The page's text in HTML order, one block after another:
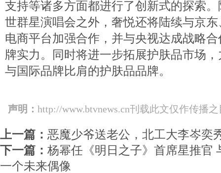
支持等诸多方面都进行了创新式的探索
世群星演唱会之外，奢悦还将陆续与京
电商平台加强合作，并与央视达成战略
牌实力。同时将进一步拓展护肤品市场
与国际品牌比肩的护肤品品牌。
声明：http://www.btvnews.cn刊载此文仅作传播
上一篇： 恶魔少爷送老公，北工大李岑奕
下一篇： 杨幂任《明日之子》首席星推官
一个未来偶像